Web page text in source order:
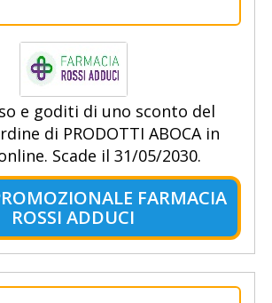
e goditi di uno sconto del
di PRODOTTI ABOCA in
Scade il 31/05/2030.
FARMACIA
ROSSI ADDUCI